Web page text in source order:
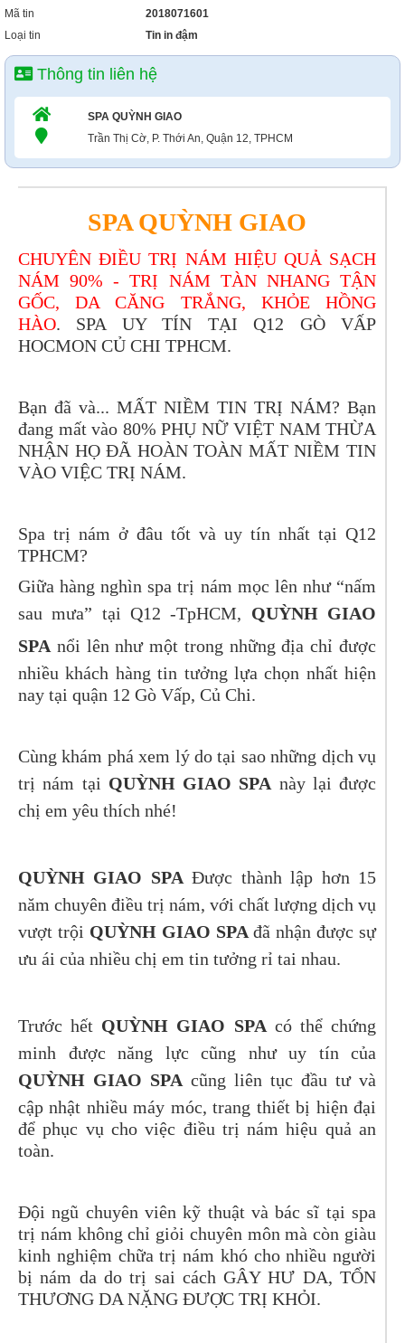
Mã tin
2018071601
Loại tin
Tin in đậm
Thông tin liên hệ
SPA QUỲNH GIAO
Trần Thị Cờ, P. Thới An, Quận 12, TPHCM
SPA QUỲNH GIAO
CHUYÊN ĐIỀU TRỊ NÁM HIỆU QUẢ SẠCH
NÁM 90% - TRỊ NÁM TÀN NHANG TẬN
GỐC, DA CĂNG TRẮNG, KHỎE HỒNG
HÀO. SPA UY TÍN TẠI Q12 GÒ VẤP
HOCMON CỦ CHI TPHCM.
Bạn đã và... MẤT NIỀM TIN TRỊ NÁM? Bạn
đang mất vào 80% PHỤ NỮ VIỆT NAM THỪA
NHẬN HỌ ĐÃ HOÀN TOÀN MẤT NIỀM TIN
VÀO VIỆC TRỊ NÁM.
Spa trị nám ở đâu tốt và uy tín nhất tại Q12
TPHCM?
Giữa hàng nghìn spa trị nám mọc lên như “nấm
sau mưa” tại Q12 -TpHCM, QUỲNH GIAO
SPA nổi lên như một trong những địa chỉ được
nhiều khách hàng tin tưởng lựa chọn nhất hiện
nay tại quận 12 Gò Vấp, Củ Chi.
Cùng khám phá xem lý do tại sao những dịch vụ
trị nám tại QUỲNH GIAO SPA này lại được
chị em yêu thích nhé!
QUỲNH GIAO SPA Được thành lập hơn 15
năm chuyên điều trị nám, với chất lượng dịch vụ
vượt trội QUỲNH GIAO SPA đã nhận được sự
ưu ái của nhiều chị em tin tưởng rỉ tai nhau.
Trước hết QUỲNH GIAO SPA có thể chứng
minh được năng lực cũng như uy tín của
QUỲNH GIAO SPA cũng liên tục đầu tư và
cập nhật nhiều máy móc, trang thiết bị hiện đại
để phục vụ cho việc điều trị nám hiệu quả an
toàn.
Đội ngũ chuyên viên kỹ thuật và bác sĩ tại spa
trị nám không chỉ giỏi chuyên môn mà còn giàu
kinh nghiệm chữa trị nám khó cho nhiều người
bị nám da do trị sai cách GÂY HƯ DA, TỔN
THƯƠNG DA NẶNG ĐƯỢC TRỊ KHỎI.